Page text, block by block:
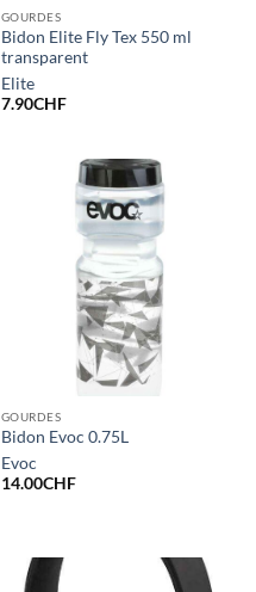
GOURDES
Bidon Elite Fly Tex 550 ml
transparent
Elite
7.90CHF
GOURDES
Bidon Evoc 0.75L
Evoc
14.00CHF